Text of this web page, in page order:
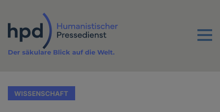
Inhalt
Menu
Der säkulare Blick auf die Welt.
WISSENSCHAFT